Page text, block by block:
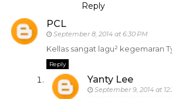
Reply
PCL
September 8, 2014 at 6:30 PM
Kellas sangat lagu² kegemaran
Reply
Yanty Lee
September 9, 2014 at